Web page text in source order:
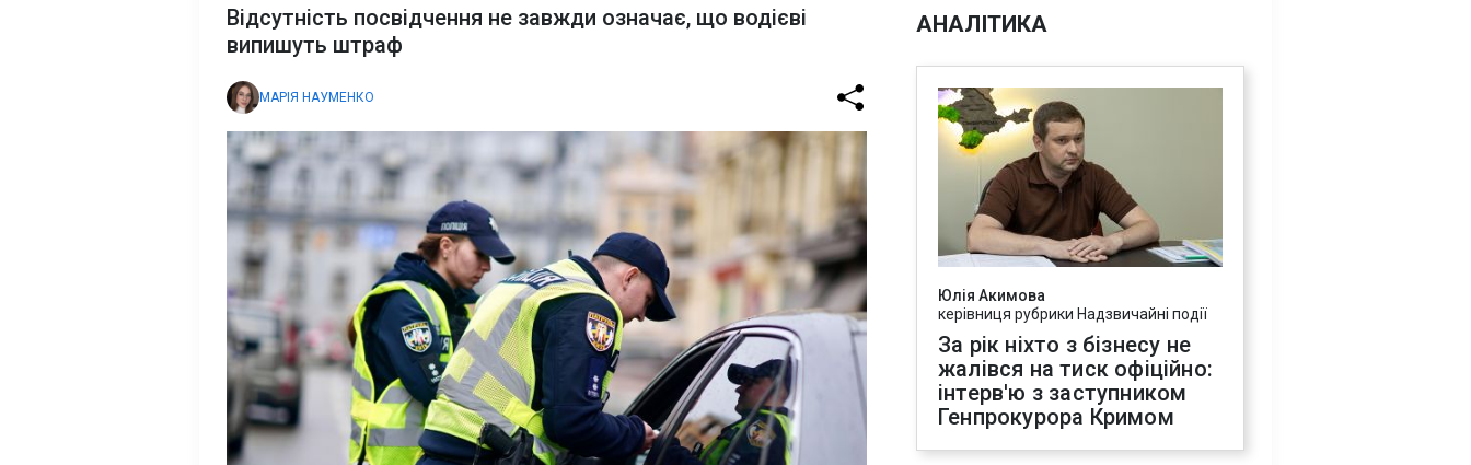
Відсутність посвідчення не завжди означає, що водієві
випишуть штраф
МАРІЯ НАУМЕНКО
АНАЛІТИКА
Юлія Акимова
керівниця рубрики Надзвичайні події
За рік ніхто з бізнесу не
жалівся на тиск офіційно:
інтерв'ю з заступником
Генпрокурора Кримом